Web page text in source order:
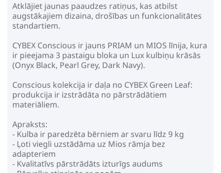
Atklājiet jaunas paaudzes ratiņus, kas atbilst
augstākajiem dizaina, drošības un funkcionalitātes
standartiem.
CYBEX Conscious ir jauns PRIAM un MIOS līnija, kura
ir pieejama 3 pastaigu bloka un Lux kulbiņu krāsās
(Onyx Black, Pearl Grey, Dark Navy).
Conscious kolekcija ir daļa no CYBEX Green Leaf:
produkcija ir izstrādāta no pārstrādātiem
materiāliem.
Apraksts:
- Kulba ir paredzēta bērniem ar svaru līdz 9 kg
- Ļoti viegli uzstādāma uz Mios rāmja bez
adapteriem
- Kvalitatīvs pārstrādāts izturīgs audums